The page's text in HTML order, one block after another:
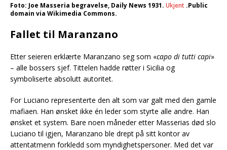
Foto: Joe Masseria begravelse, Daily News 1931. Ukjent .Public
domain via Wikimedia Commons.
Fallet til Maranzano
Etter seieren erklærte Maranzano seg som «capo di tutti capi»
– alle bossers sjef. Tittelen hadde røtter i Sicilia og
symboliserte absolutt autoritet.
For Luciano representerte den alt som var galt med den gamle
mafiaen. Han ønsket ikke én leder som styrte alle andre. Han
ønsket et system. Bare noen måneder etter Masserias død slo
Luciano til igjen, Maranzano ble drept på sitt kontor av
attentatmenn forkledd som myndighetspersoner. Med det var